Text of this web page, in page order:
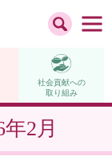
社会貢献への
取り組み
年2月